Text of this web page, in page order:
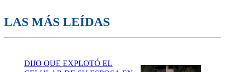
LAS MÁS LEÍDAS
DIJO QUE EXPLOTÓ EL